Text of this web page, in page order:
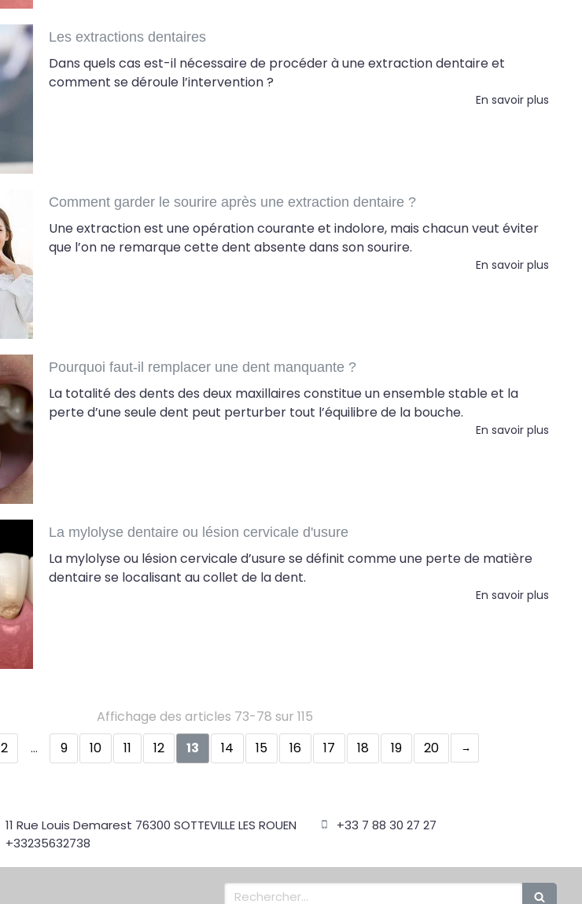
Les extractions dentaires
Dans quels cas est-il nécessaire de procéder à une extraction dentaire et
comment se déroule l’intervention ?
En savoir plus
Comment garder le sourire après une extraction dentaire ?
Une extraction est une opération courante et indolore, mais chacun veut éviter
que l’on ne remarque cette dent absente dans son sourire.
En savoir plus
Pourquoi faut-il remplacer une dent manquante ?
La totalité des dents des deux maxillaires constitue un ensemble stable et la
perte d’une seule dent peut perturber tout l’équilibre de la bouche.
En savoir plus
La mylolyse dentaire ou lésion cervicale d'usure
La mylolyse ou lésion cervicale d’usure se définit comme une perte de matière
dentaire se localisant au collet de la dent.
En savoir plus
Affichage des articles 73-78 sur 115
2 … 9 10 11 12 13 14 15 16 17 18 19 20
11 Rue Louis Demarest 76300 SOTTEVILLE LES ROUEN
+33 7 88 30 27 27
+33235632738
Rechercher